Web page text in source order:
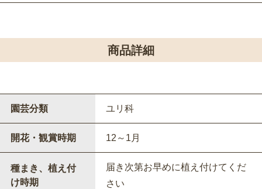
商品詳細
園芸分類 ユリ科
開花・観賞時期 12～1月
種まき、植え付
け時期
届き次第お早めに植え付けてくだ
さい